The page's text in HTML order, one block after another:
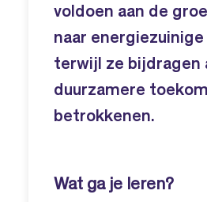
voldoen aan de
naar
terwijl ze bijdragen
duurzamere
betrokkenen.
Wat ga je leren?